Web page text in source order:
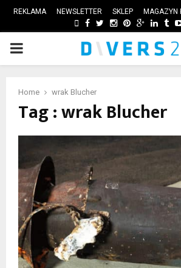
REKLAMA NEWSLETTER SKLEP MAGAZYN
FACEBOOK
TWITTER
INSTAGRAM
PINTEREST
GOOGLE
PRIMARY
Home wrak Blucher
Tag : wrak Blucher